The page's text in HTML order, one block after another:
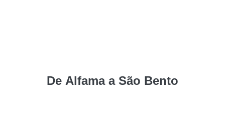
De Alfamaa São Bento